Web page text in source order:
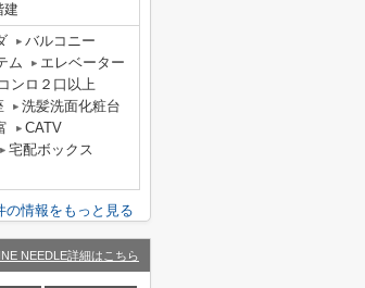
建
バルコニー
ム
エレベーター
コンロ２口以上
洗髪洗面化粧台
CATV
宅配ボックス
の情報をもっと見る
NEEDLE詳細はこちら